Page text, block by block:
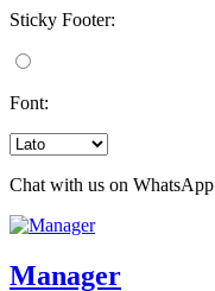
Sticky Footer:
Font:
Chat with us on WhatsApp
Manager